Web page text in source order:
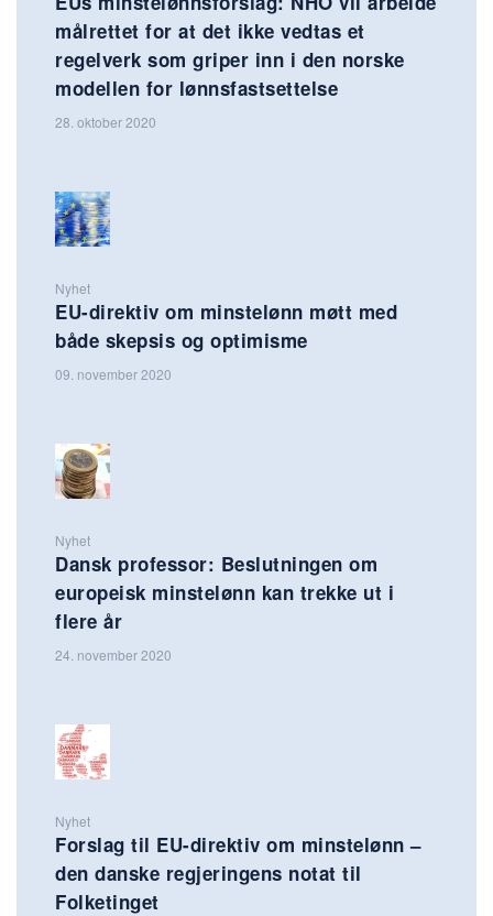
målrettet for at det ikke vedtas et
regelverk som griper inn i den norske
modellen for lønnsfastsettelse
28. oktober 2020
Nyhet
EU-direktiv om minstelønn møtt med
både skepsis og optimisme
09. november 2020
Nyhet
Dansk professor: Beslutningen om
europeisk minstelønn kan trekke ut i
flere år
24. november 2020
Nyhet
Forslag til EU-direktiv om minstelønn –
den danske regjeringens notat til
Folketinget